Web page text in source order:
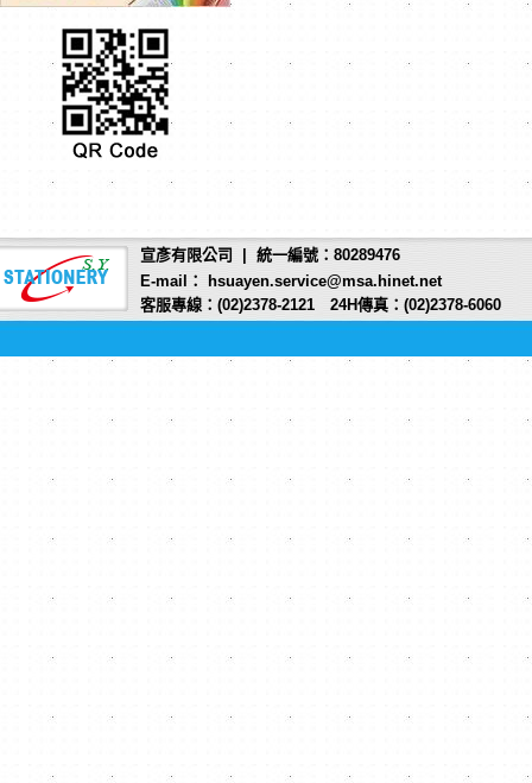
宣彥有限公司 | 統一編號：80289476
E-mail： hsuayen.service@msa.hinet.net
客服專線：(02)2378-2121 24H傳真：(02)2378-6060